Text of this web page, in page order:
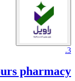
3
.
pharmacy